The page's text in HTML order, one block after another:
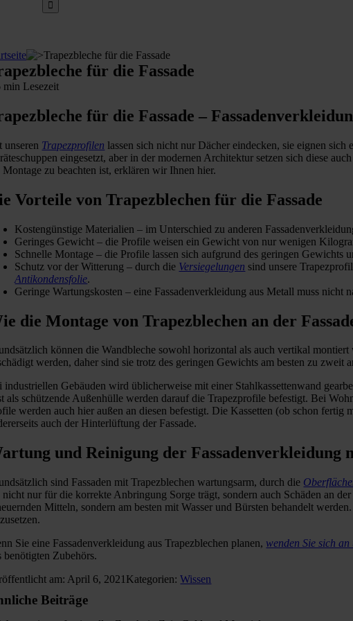
Trapezbleche für die Fassade
für die Fassade
min Lesezeit
für die Fassade –
unseren Trapezprofilen lassen sich nicht nur Dächer eindecken, sie eignen sich
eingesetzt, aber in der modernen Architektur setzen sich diese
Montage zu beachten ist, erklären wir Ihnen hier.
Vorteile von Trapezblechen für die Fassade
Kostengünstige Materialien – im Unterschied zu anderen
Geringes Gewicht – die Profile weisen ein Gewicht von nur wenigen
Schnelle Montage – die Profile lassen sich aufgrund des geringen
Schutz vor der Witterung – durch die Versiegelungen sind unsere
Antikondensfolie.
Geringe Wartungskosten – eine Fassadenverkleidung aus Metall muss
die Montage von Trapezblechen an der
können die Wandbleche sowohl horizontal als auch vertikal
werden, daher sind sie trotz des geringen Gewichts am besten zu zweit
industriellen Gebäuden wird üblicherweise mit einer Stahlkassettenwand
als schützende Außenhülle werden darauf die Trapezprofile befestigt. Bei
werden auch hier außen an diesen befestigt. Die Kassetten (ob schon
auch der Hinterlüftung der Fassade.
und Reinigung der Fassadenverkleidung
sind Fassaden mit Trapezblechen wartungsarm, durch die
nicht nur für die korrekte Anbringung Sorge trägt, sondern auch Schäden an
Mitteln, sondern am besten mit Wasser und Bürsten behandelt
Sie eine Fassadenverkleidung aus Trapezblechen planen, wenden Sie sich
benötigten Zubehörs.
am: April 6, 2021 Kategorien:Wissen
Beiträge